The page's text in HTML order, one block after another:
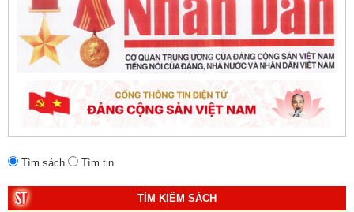
10. Một vành đai, một con đường: Hành trình dài của
Trung Quốc đến năm 2049 (Sách tham khảo).Tác
giả:Michael H. Glantz, Robert J. Ross và Gavin G.
Daugherty (Đồng tác giả).
Tìm sách Tìm tin
TÌM KIẾM SÁCH